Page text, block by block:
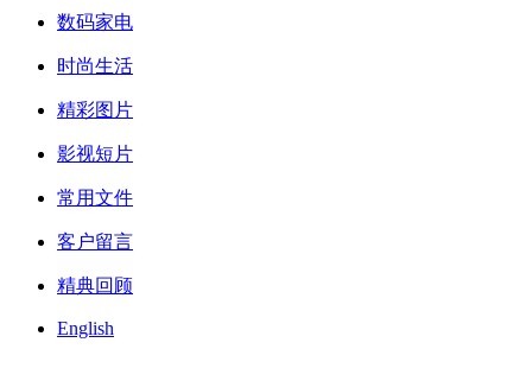
数码家电
时尚生活
精彩图片
影视短片
常用文件
客户留言
精典回顾
English